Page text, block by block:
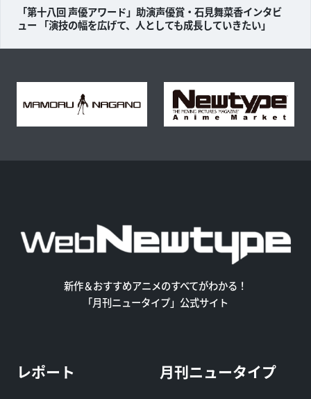
「第十八回 声優アワード」助演声優賞・石見舞菜香インタビ
ュー 「演技の幅を広げて、人としても成長していきたい」
新作＆おすすめアニメのすべてがわかる！
「月刊ニュータイプ」公式サイト
レポート
月刊ニュータイプ